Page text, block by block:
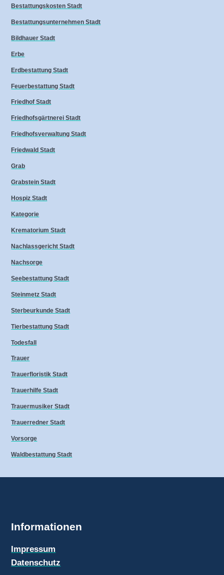
Bestattungskosten Stadt
Bestattungsunternehmen Stadt
Bildhauer Stadt
Erbe
Erdbestattung Stadt
Feuerbestattung Stadt
Friedhof Stadt
Friedhofsgärtnerei Stadt
Friedhofsverwaltung Stadt
Friedwald Stadt
Grab
Grabstein Stadt
Hospiz Stadt
Kategorie
Krematorium Stadt
Nachlassgericht Stadt
Nachsorge
Seebestattung Stadt
Steinmetz Stadt
Sterbeurkunde Stadt
Tierbestattung Stadt
Todesfall
Trauer
Trauerfloristik Stadt
Trauerhilfe Stadt
Trauermusiker Stadt
Trauerredner Stadt
Vorsorge
Waldbestattung Stadt
Informationen
Impressum
Datenschutz